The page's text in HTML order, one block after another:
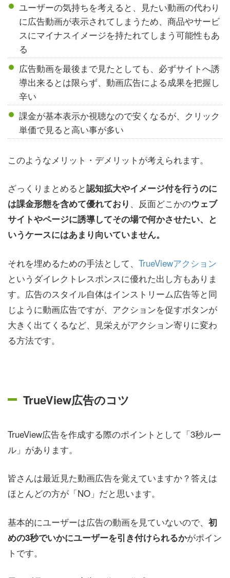
ユーザーの気持ちを考えると、見たい動画の代わり
に広告動画が表示されてしまうため、商品やサービ
スにマイナスイメージを持たれてしまう可能性もあ
る
広告動画を最後まで見たとしても、必ずサイトへ誘
導出来るとは限らず、動画広告による成果を把握し
辛い
課金が基本表示か視聴なので安くなるが、クリック
単価で見ると高い事が多い
このようなメリット・デメリットが考えられます。
ざっくりまとめると認知拡大やイメージ付を行うのに
は課金形態を含めて優れており 、反面どこかのウェブ
サイトやページに誘導してその場で何かさせたい、と
いうケースにはあまり向いていません。
それを埋めるための手法として、 TrueViewアクション
というダイレクトレスポンスに優れた出し方もありま
す。広告のスタイル自体はインストリーム広告等と同
じように動画広告ですが、アクションを促すボタンが
大きく出てくるなど、見栄えがアクション寄りに変わ
る方法です。
TrueView広告のコツ
TrueView広告を作成する際のポイントとして「3秒ルー
ル」があります。
皆さんは最近見た動画広告を覚えていますか？答えは
ほとんどの方が「NO」だと思います。
基本的にユーザーは広告の動画を見ていないので、 初
めの3秒でいかにユーザーを引き付けられるかがポイン
トです。